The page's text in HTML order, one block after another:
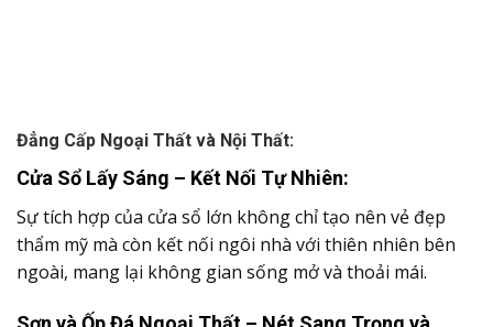
Sơn và Ốp Đá Ngoại Thất – Nét Sang Trọng và
Đẳng Cấp:
hảo giữa lớp sơn trắng tinh khôi và ốp đá sang trọng,
tạo nên một kiệt tác kiến trúc đẳng cấp.
Nội Thất Sang Trọng – Sự Hòa Quyện Của Vật